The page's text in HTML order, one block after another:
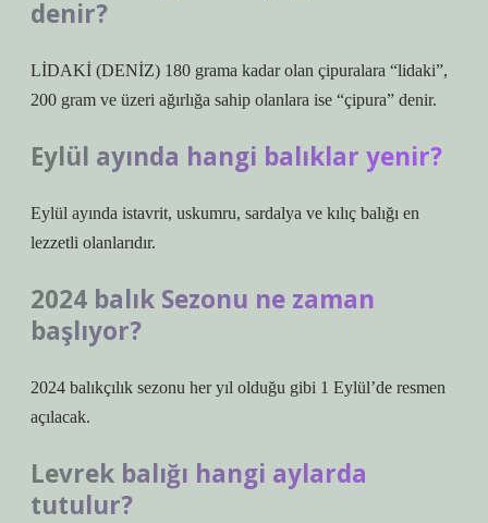
denir?
LİDAKİ (DENİZ) 180 grama kadar olan çipuralara “lidaki”,
200 gram ve üzeri ağırlığa sahip olanlara ise “çipura” denir.
Eylül ayında hangi balıklar yenir?
Eylül ayında istavrit, uskumru, sardalya ve kılıç balığı en
lezzetli olanlarıdır.
2024 balık Sezonu ne zaman
başlıyor?
2024 balıkçılık sezonu her yıl olduğu gibi 1 Eylül’de resmen
açılacak.
Levrek balığı hangi aylarda
tutulur?